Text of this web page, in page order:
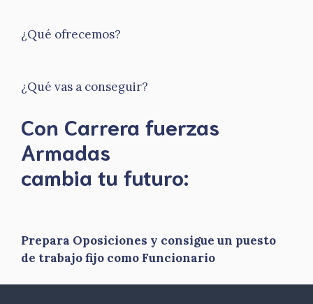
¿Qué ofrecemos?
¿Qué vas a conseguir?
Con Carrera fuerzas
Armadas
​cambia tu futuro:
Prepara Oposiciones y consigue un puesto
de trabajo fijo como Funcionario